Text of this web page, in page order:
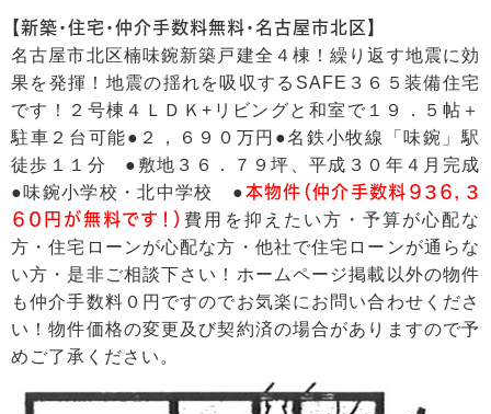
【新築・住宅・仲介手数料無料・名古屋市北区】
名古屋市北区楠味鋺新築戸建全４棟！繰り返す地震に効
果を発揮！地震の揺れを吸収するSAFE３６５装備住宅
です！２号棟４ＬＤＫ+リビングと和室で１９．５帖＋
駐車２台可能●２，６９０万円●名鉄小牧線「味鋺」駅
徒歩１１分 ●敷地３６．７９坪、平成３０年４月完成
●味鋺小学校・北中学校 ●本物件（仲介手数料９３６，３
６０円が無料です！） 費用を抑えたい方・予算が心配な
方・住宅ローンが心配な方・他社で住宅ローンが通らな
い方・是非ご相談下さい！ホームページ掲載以外の物件
も仲介手数料０円ですのでお気楽にお問い合わせくださ
い！物件価格の変更及び契約済の場合がありますので予
めご了承ください。